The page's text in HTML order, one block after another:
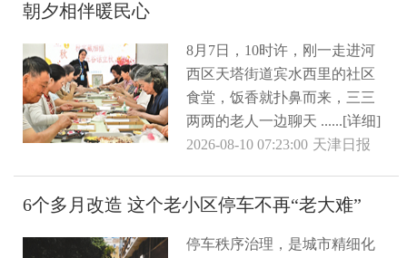
朝夕相伴暖民心
8月7日，10时许，刚一走进河
西区天塔街道宾水西里的社区
食堂，饭香就扑鼻而来，三三
两两的老人一边聊天 ......[详细]
2026-08-10 07:23:00 天津日报
6个多月改造 这个老小区停车不再“老大难”
停车秩序治理，是城市精细化